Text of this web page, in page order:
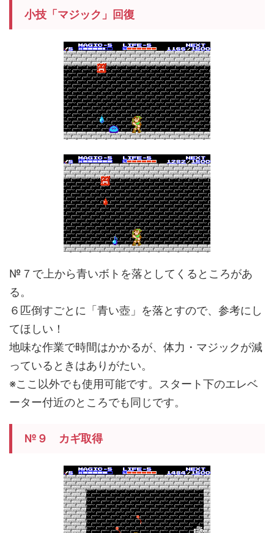
小技「マジック」回復
№７で上から青いボトを落としてくるところがあ
る。
６匹倒すごとに「青い壺」を落とすので、参考にし
てほしい！
地味な作業で時間はかかるが、体力・マジックが減
っているときはありがたい。
※ここ以外でも使用可能です。スタート下のエレベ
ーター付近のところでも同じです。
№９ カギ取得